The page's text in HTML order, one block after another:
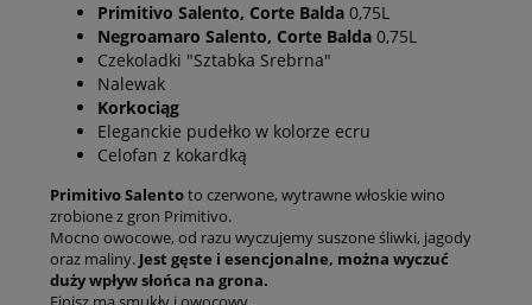
Primitivo Salento, Corte Balda 0,75L
Negroamaro Salento, Corte Balda 0,75L
Czekoladki "Sztabka Srebrna"
Nalewak
Korkociąg
Eleganckie pudełko w kolorze ecru
Celofan z kokardką
Primitivo Salentoto czerwone, wytrawne włoskie wino
zrobione z gron Primitivo.
Mocno owocowe, od razu wyczujemy suszone śliwki, jagody
oraz maliny. Jest gęste i esencjonalne, można wyczuć
duży wpływ słońca na grona.